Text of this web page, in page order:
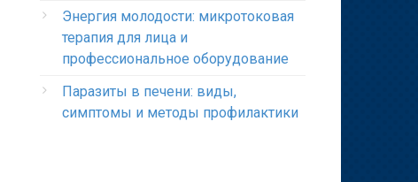
Энергия молодости: микротоковая
терапия для лица и
профессиональное оборудование
Паразиты в печени: виды,
симптомы и методы профилактики